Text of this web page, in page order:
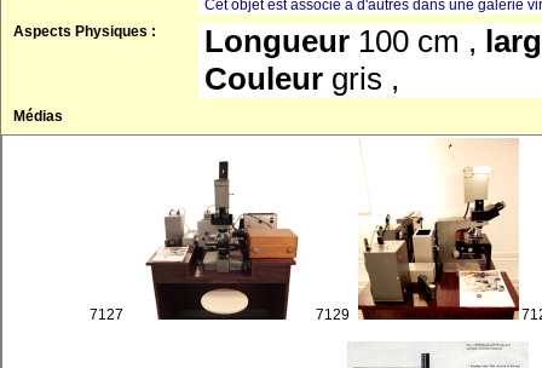
Cet objet est associé à d'autres dans une galerie
Aspects Physiques :
Longueur 100 cm ,
Couleur gris ,
Médias
7127 7129